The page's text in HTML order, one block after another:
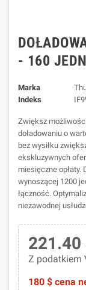
- 160
Marka
Indeks
Zwiększ
doładowaniu o
bez wysiłku
ekskluzywnych
miesięczne opłaty.
wynoszącej 1200
łączność.
niezawodnej
221.40
Z podatkiem
180 $ cena